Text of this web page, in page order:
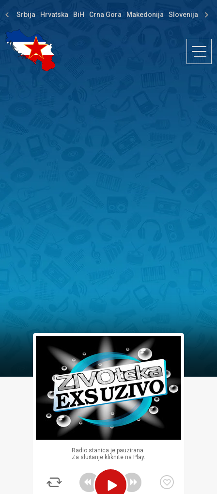
Srbija Hrvatska BiH Crna Gora Makedonija Slovenija
Radio stanica je pauzirana.
Za slušanje kliknite na Play.